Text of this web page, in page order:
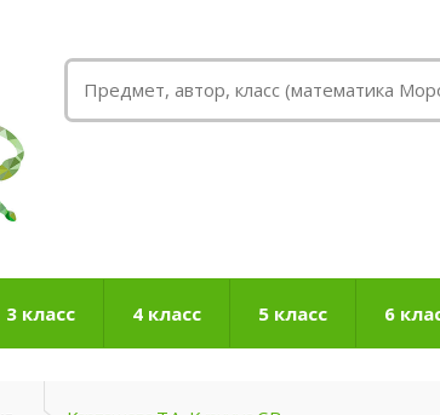
3 класс 4 класс 5 класс 6